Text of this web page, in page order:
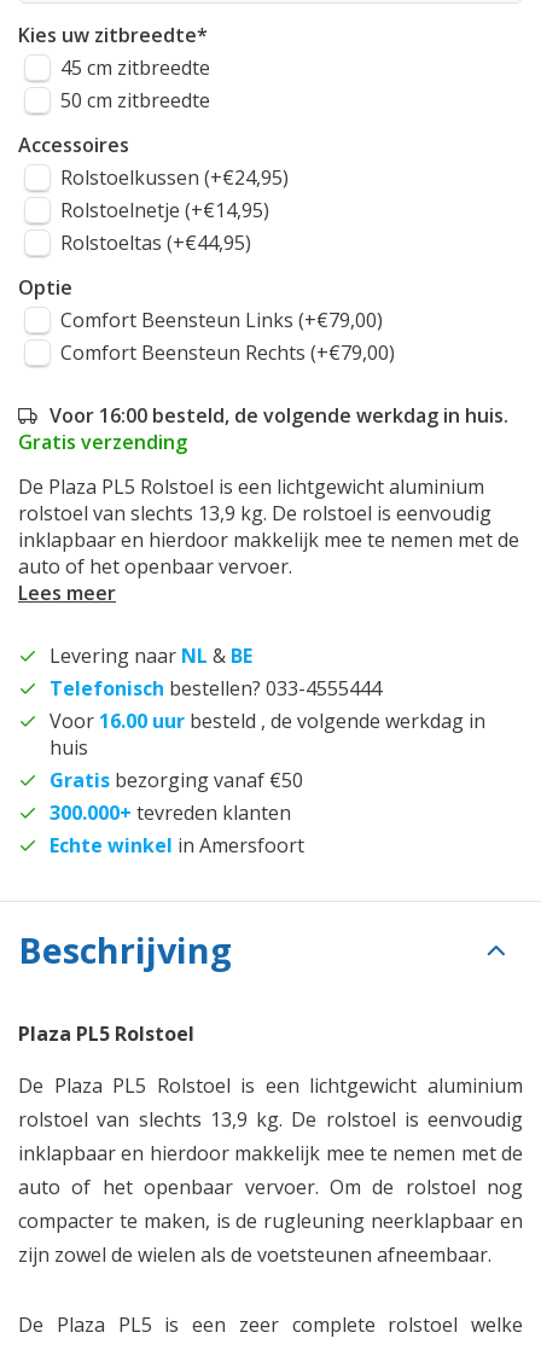
Kies uw zitbreedte*
45 cm zitbreedte
50 cm zitbreedte
Accessoires
Rolstoelkussen (+€24,95)
Rolstoelnetje (+€14,95)
Rolstoeltas (+€44,95)
Optie
Comfort Beensteun Links (+€79,00)
Comfort Beensteun Rechts (+€79,00)
Voor 16:00 besteld, de volgende werkdag in huis.
Gratis verzending
De Plaza PL5 Rolstoel is een lichtgewicht aluminium
rolstoel van slechts 13,9 kg. De rolstoel is eenvoudig
inklapbaar en hierdoor makkelijk mee te nemen met de
auto of het openbaar vervoer.
Lees meer
Levering naar NL & BE
Telefonisch bestellen? 033-4555444
Voor 16.00 uur besteld , de volgende werkdag in
huis
Gratis bezorging vanaf €50
300.000+ tevreden klanten
Echte winkel in Amersfoort
Beschrijving
Plaza PL5 Rolstoel
De Plaza PL5 Rolstoel is een lichtgewicht aluminium
rolstoel van slechts 13,9 kg. De rolstoel is eenvoudig
inklapbaar en hierdoor makkelijk mee te nemen met de
auto of het openbaar vervoer. Om de rolstoel nog
compacter te maken, is de rugleuning neerklapbaar en
zijn zowel de wielen als de voetsteunen afneembaar.
De Plaza PL5 is een zeer complete rolstoel welke